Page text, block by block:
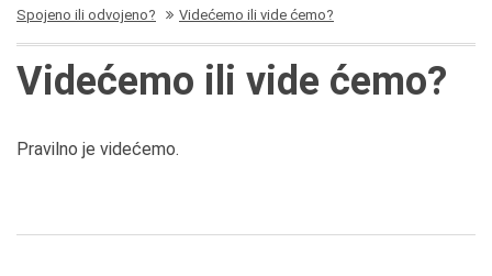
Spojeno ili odvojeno? Videćemo ili vide ćemo?
Videćemo ili vide ćemo?
Pravilno je videćemo.